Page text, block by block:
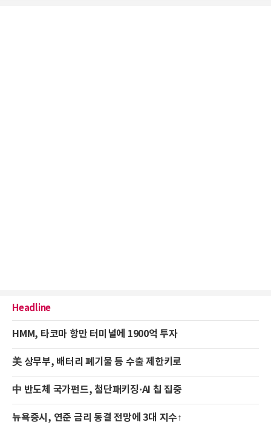
Headline
HMM, 타코마 항만 터미널에 1900억 투자
美 상무부, 배터리 폐기물 등 수출 제한키로
中 반도체 국가펀드, 첨단패키징·AI 칩 집중
뉴욕증시, 연준 금리 동결 전망에 3대 지수↑